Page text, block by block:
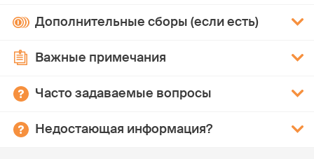
Дополнительные сборы (если есть)
Важные примечания
Часто задаваемые вопросы
Недостающая информация?